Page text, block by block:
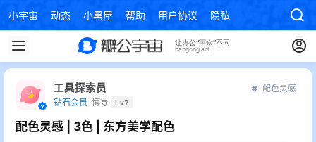
小宇宙 动态 小黑屋 帮助 用户协议 隐私政策
工具探索员
钻石会员 博导 Lv7
配色灵感
配色灵感 | 3色 | 东方美学配色